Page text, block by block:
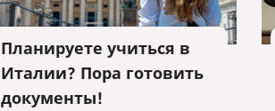
Планируете учиться в
Италии? Пора готовить
документы!